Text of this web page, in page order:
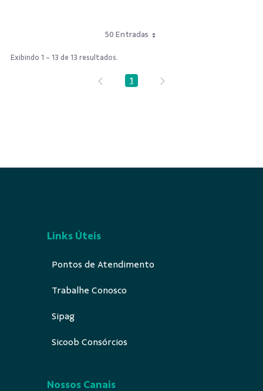
50 Entradas
Exibindo 1 - 13 de 13 resultados.
Página
1
Links Úteis
Pontos de Atendimento
Trabalhe Conosco
Sipag
Sicoob Consórcios
Nossos Canais